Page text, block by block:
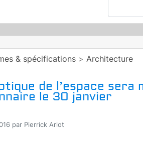
& spécifications > Architecture
de l’espace sera
le 30 janvier
par Pierrick Arlot